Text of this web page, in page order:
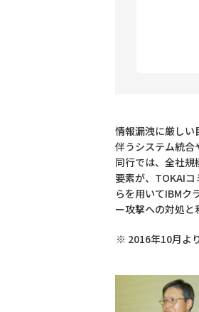
情報漏洩に厳し
伴うシステム統合
同行では、全社
要素が、TOKAI
らを用いてIBMク
ー攻撃への対処と
2016年10月よ